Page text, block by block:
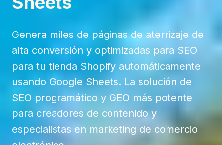
Genera miles de páginas de aterrizaje de
alta conversión y optimizadas para SEO
para tu tienda Shopify automáticamente
usando Google Sheets. La solución de
SEO programático y GEO más potente
para creadores de contenido y
especialistas en marketing de comercio